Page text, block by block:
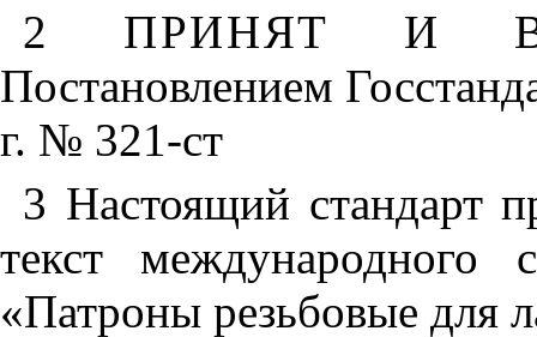
2 ПРИНЯТ И
Постановлением
г. № 321-ст
3 Настоящий стандарт
текст
«Патроны резьбовые для